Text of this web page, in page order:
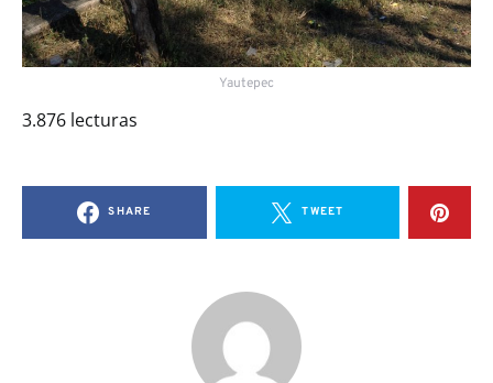
Yautepec
3.876 lecturas
SHARE TWEET